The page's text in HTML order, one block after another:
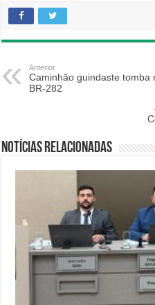
Anterior
Caminhão guindaste tomba
BR-282
Notícias relacionadas